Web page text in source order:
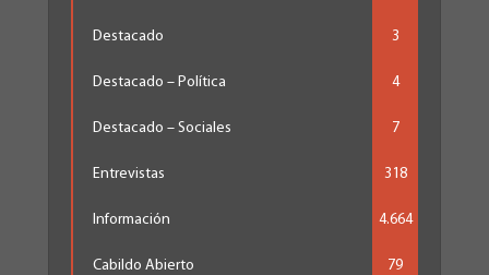
Destacado 3
Destacado – Política 4
Destacado – Sociales 7
Entrevistas 318
Información 4.664
Cabildo Abierto 79